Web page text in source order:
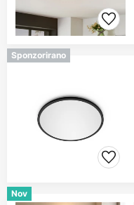
Sponzorirano
Nov